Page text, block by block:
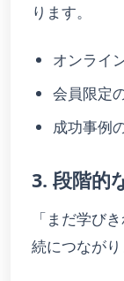
ります。
オンライ
会員限定
成功事例
3. 段階的
「まだ学び
続につながり